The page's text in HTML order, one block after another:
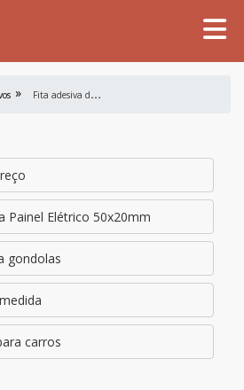
F
ita adesiva dupla face espuma acrílica
Painel Elétrico 50x20mm
gondolas
carros